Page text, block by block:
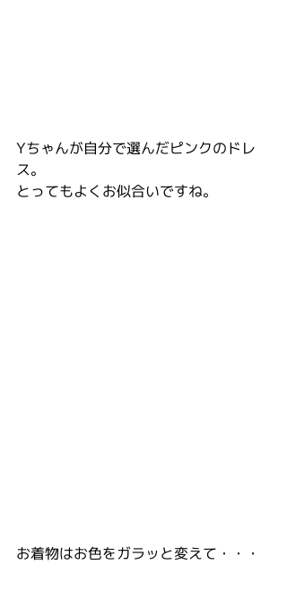
Yちゃんが自分で選んだピンクのドレ
ス。
とってもよくお似合いですね。
お着物はお色をガラッと変えて・・・